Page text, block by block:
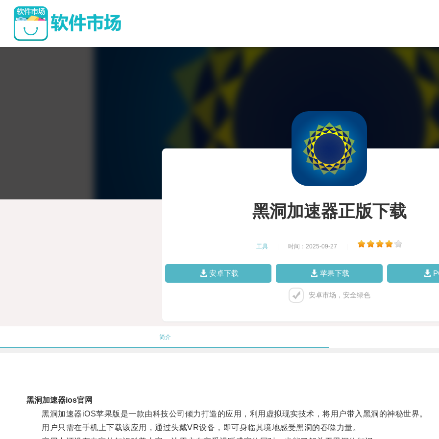
黑洞加速器正版下载
工具 时间：2025-09-27
安卓下载 苹果下载
安卓市场，安全绿色
简介
黑洞加速器ios官网
黑洞加速器iOS苹果版是一款由科技公司倾力打造的应用，利用虚拟现实技术，将用户带入黑洞的神秘世界。
用户只需在手机上下载该应用，通过头戴VR设备，即可身临其境地感受黑洞的吞噬力量。